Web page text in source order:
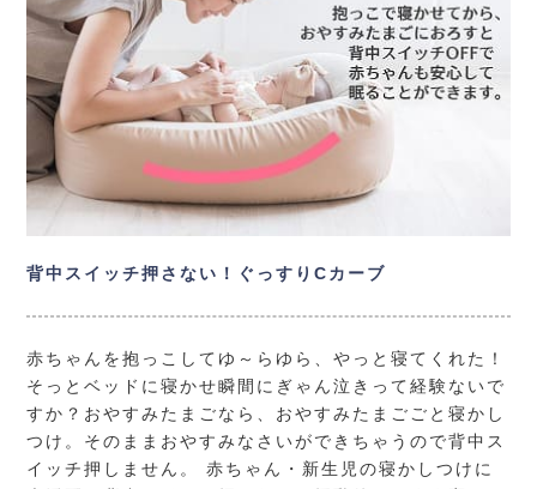
背中スイッチ押さない！ぐっすりCカーブ
赤ちゃんを抱っこしてゆ～らゆら、やっと寝てくれた！
そっとベッドに寝かせ瞬間にぎゃん泣きって経験ないで
すか？おやすみたまごなら、おやすみたまごごと寝かし
つけ。そのままおやすみなさいができちゃうので背中ス
イッチ押しません。 赤ちゃん・新生児の寝かしつけに